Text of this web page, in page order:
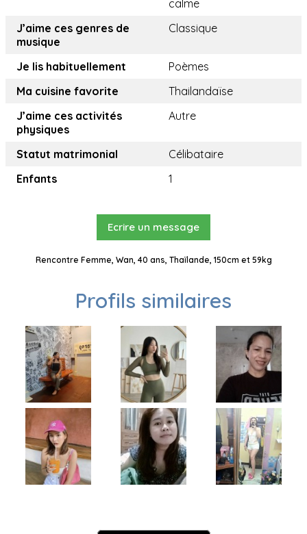
calme
J’aime ces genres de
musique
Classique
Je lis habituellement
Poèmes
Ma cuisine favorite
Thailandaïse
J’aime ces activités
physiques
Autre
Statut matrimonial
Célibataire
Enfants
1
Ecrire un message
Rencontre Femme, Wan, 40 ans, Thaïlande, 150cm et 59kg
Profils similaires